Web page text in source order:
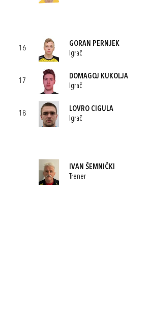
16
GORAN PERNJEK
Igrač
17
DOMAGOJ KUKOLJA
Igrač
18
LOVRO CIGULA
Igrač
IVAN ŠEMNIČKI
Trener